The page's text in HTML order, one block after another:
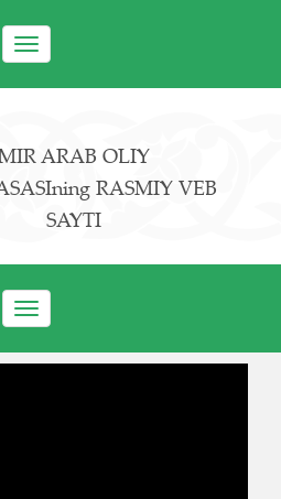
Toggle
navigation
ARAB OLIY
RASMIY VEB
SAYTI
Toggle
navigation